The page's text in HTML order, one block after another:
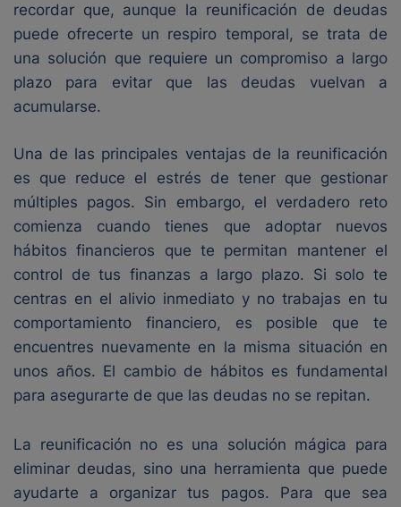
recordar que, aunque la reunificación de deudas
puede ofrecerte un respiro temporal, se trata de
una solución que requiere un compromiso a largo
plazo para evitar que las deudas vuelvan a
acumularse.
Una de las principales ventajas de la reunificación
es que reduce el estrés de tener que gestionar
múltiples pagos. Sin embargo, el verdadero reto
comienza cuando tienes que adoptar nuevos
hábitos financieros que te permitan mantener el
control de tus finanzas a largo plazo. Si solo te
centras en el alivio inmediato y no trabajas en tu
comportamiento financiero, es posible que te
encuentres nuevamente en la misma situación en
unos años. El cambio de hábitos es fundamental
para asegurarte de que las deudas no se repitan.
La reunificación no es una solución mágica para
eliminar deudas, sino una herramienta que puede
ayudarte a organizar tus pagos. Para que sea